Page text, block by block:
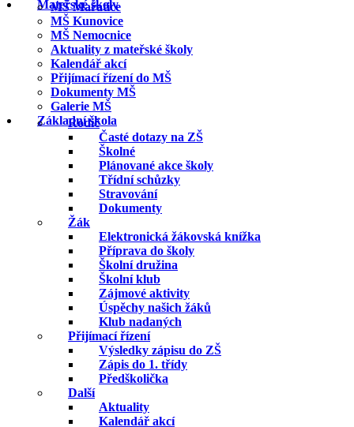
Mateřské školy
MŠ Mařatice
MŠ Kunovice
MŠ Nemocnice
Aktuality z mateřské školy
Kalendář akcí
Přijímací řízení do MŠ
Dokumenty MŠ
Galerie MŠ
Základní škola
Rodič
Časté dotazy na ZŠ
Školné
Plánované akce školy
Třídní schůzky
Stravování
Dokumenty
Žák
Elektronická žákovská knížka
Příprava do školy
Školní družina
Školní klub
Zájmové aktivity
Úspěchy našich žáků
Klub nadaných
Přijímací řízení
Výsledky zápisu do ZŠ
Zápis do 1. třídy
Předškolička
Další
Aktuality
Kalendář akcí